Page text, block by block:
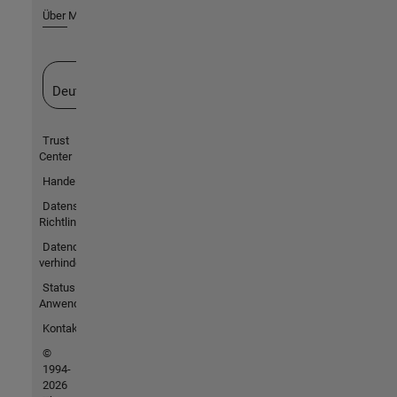
Über MathWorks
Deutschland
Trust
Center
Handelsmarken
Datenschutz-
Richtlinien
Datendiebstahl
verhindern
Status von
Anwendungen
Kontakt
©
1994-
2026